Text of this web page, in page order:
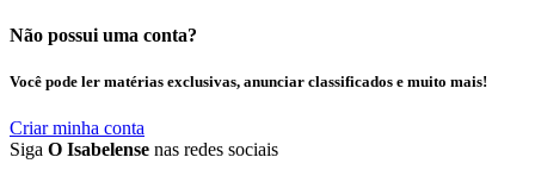
Não possui uma conta?
Você pode ler matérias exclusivas, anunciar classificados e muito mais!
Criar minha conta
Siga O Isabelense nas redes sociais